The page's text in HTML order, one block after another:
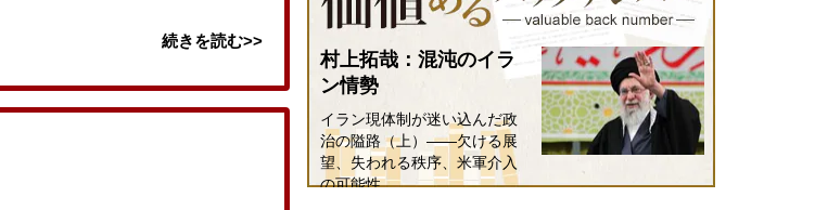
続きを読む>>
村上拓哉：混沌のイラ
ン情勢
イラン現体制が迷い込んだ政
治の隘路（上）――欠ける展
望、失われる秩序、米軍介入
の可能性